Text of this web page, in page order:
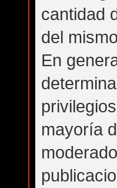
cantidad
del
En
mayoría